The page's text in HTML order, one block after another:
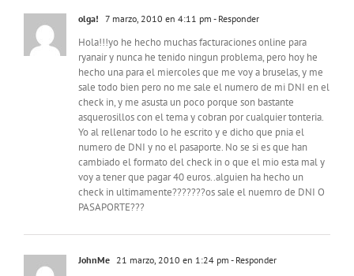
olga! 7 marzo, 2010 en 4:11 pm - Responder
Hola!!!yo he hecho muchas facturaciones online para
ryanair y nunca he tenido ningun problema, pero hoy he
hecho una para el miercoles que me voy a bruselas, y me
sale todo bien pero no me sale el numero de mi DNI en el
check in, y me asusta un poco porque son bastante
asquerosillos con el tema y cobran por cualquier tonteria.
Yo al rellenar todo lo he escrito y e dicho que pnia el
numero de DNI y no el pasaporte. No se si es que han
cambiado el formato del check in o que el mio esta mal y
voy a tener que pagar 40 euros..alguien ha hecho un
check in ultimamente???????os sale el nuemro de DNI O
PASAPORTE???
JohnMe 21 marzo, 2010 en 1:24 pm - Responder